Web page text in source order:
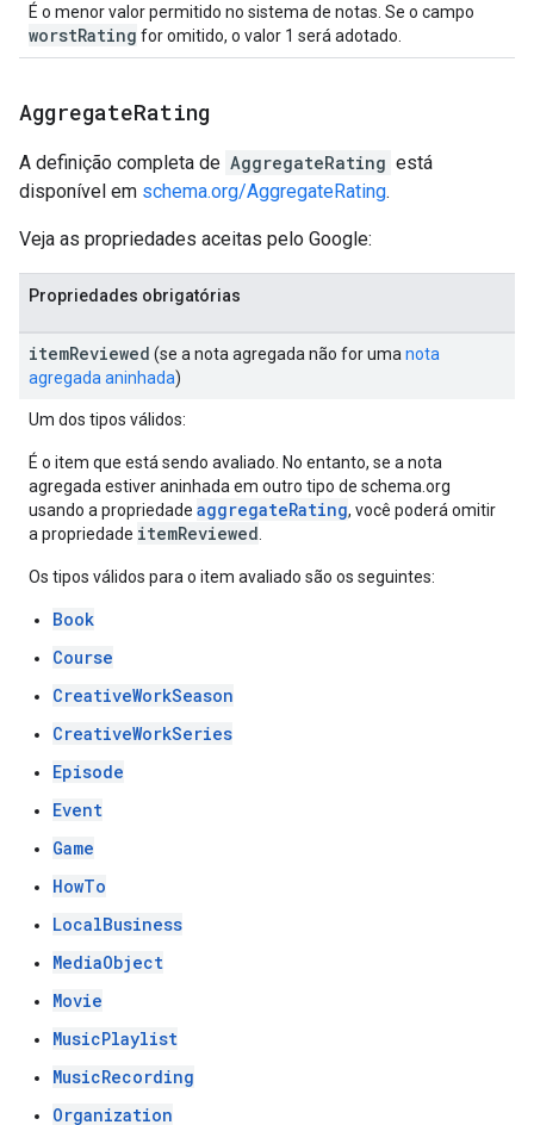
É o menor valor permitido no sistema de notas. Se o campo
worstRating for omitido, o valor 1 será adotado.
AggregateRating
A definição completa de AggregateRating está
disponível em schema.org/AggregateRating.
Veja as propriedades aceitas pelo Google:
Propriedades obrigatórias
itemReviewed (se a nota agregada não for uma nota
agregada aninhada)
Um dos tipos válidos:
É o item que está sendo avaliado. No entanto, se a nota
agregada estiver aninhada em outro tipo de schema.org
usando a propriedade aggregateRating, você poderá omitir
a propriedade itemReviewed
Os tipos válidos para o item avaliado são os seguintes:
Book
Course
CreativeWorkSeason
CreativeWorkSeries
Episode
Event
Game
HowTo
LocalBusiness
MediaObject
Movie
MusicPlaylist
MusicRecording
Organization